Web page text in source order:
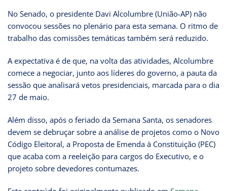
No Senado, o presidente Davi Alcolumbre (União-AP) não
convocou sessões no plenário para esta semana. O ritmo de
trabalho das comissões temáticas também será reduzido.
A expectativa é de que, na volta das atividades, Alcolumbre
comece a negociar, junto aos líderes do governo, a pauta da
sessão que analisará vetos presidenciais, marcada para o dia
27 de maio.
Além disso, após o feriado da Semana Santa, os senadores
devem se debruçar sobre a análise de projetos como o Novo
Código Eleitoral, a Proposta de Emenda à Constituição (PEC)
que acaba com a reeleição para cargos do Executivo, e o
projeto sobre devedores contumazes.